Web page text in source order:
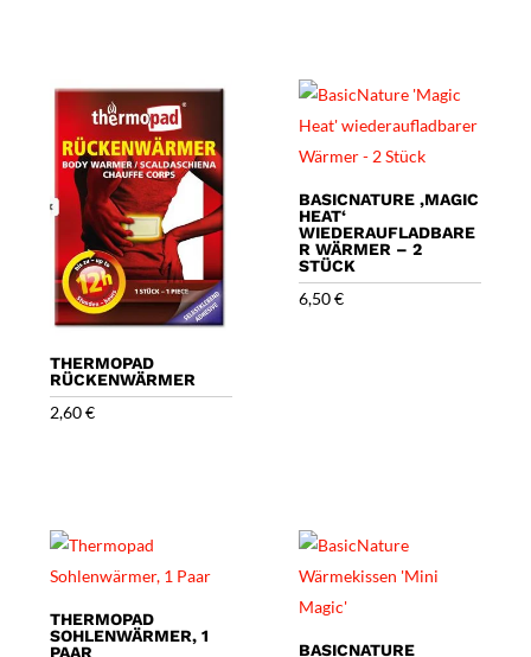
THERMOPAD
RÜCKENWÄRMER
2,60€
BASICNATURE ‚MAGIC
HEAT‘
WIEDERAUFLADBARE
R WÄRMER – 2
STÜCK
6,50€
THERMOPAD
SOHLENWÄRMER, 1
PAAR
BASICNATURE